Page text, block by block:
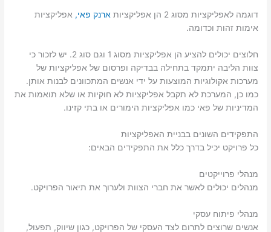
דוגמה לאפליקציות מסוג 2 הן אפליקציות ארנק פאי, אפליקציות
אימות זהות וכדומה.
חלוצים יכולים להציע הן אפליקציות מסוג 1 וגם סוג 2. יש לזכור כי
צוות הליבה יתמקד בתחילה בבדיקה ופרסום של אפליקציות של
מערכות אקולוגיות המוצעות על ידי אנשים המתכוונים לבנות אותן.
כמו כן, המערכת לא תקבל אפליקציות לא חוקיות או שלא תואמות את
המדיניות של פאי כמו אפליקציות הימורים או בתי קזינו.
התפקידים השונים בבניית האפליקציות
כל פרויקט יכיל בדרך כלל את התפקידים הבאים:
מנהלי פרוייקטים
מנהלים יכולים לאשר את חברי הצוות ולערוך את תיאור הפרויקט.
מנהלי פיתוח עסקי
אנשים שרוצים לתרום לצד העסקי של הפרויקט, כגון שיווק, תפעול,